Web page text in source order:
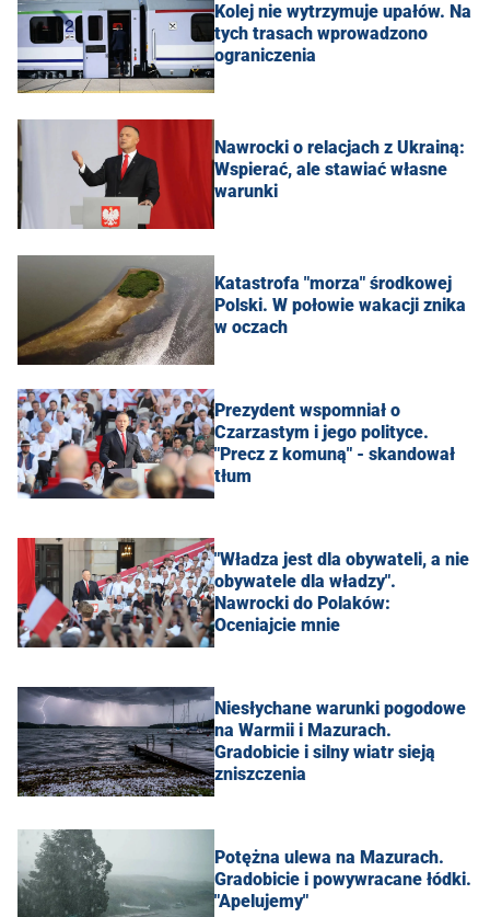
Kolej nie wytrzymuje upałów. Na
tych trasach wprowadzono
ograniczenia
Nawrocki o relacjach z Ukrainą:
Wspierać, ale stawiać własne
warunki
Katastrofa "morza" środkowej
Polski. W połowie wakacji znika
w oczach
Prezydent wspomniał o
Czarzastym i jego polityce.
"Precz z komuną" - skandował
tłum
"Władza jest dla obywateli, a nie
obywatele dla władzy".
Nawrocki do Polaków:
Oceniajcie mnie
Niesłychane warunki pogodowe
na Warmii i Mazurach.
Gradobicie i silny wiatr sieją
zniszczenia
Potężna ulewa na Mazurach.
Gradobicie i powywracane łódki.
"Apelujemy"